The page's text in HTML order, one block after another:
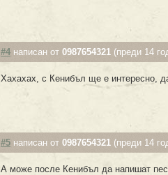
#4 написан от 0987654321 (преди 14
Хахахах, с Кенибъл ще е интересно,
#5 написан от 0987654321 (преди 14
А може после Кенибъл да напишат